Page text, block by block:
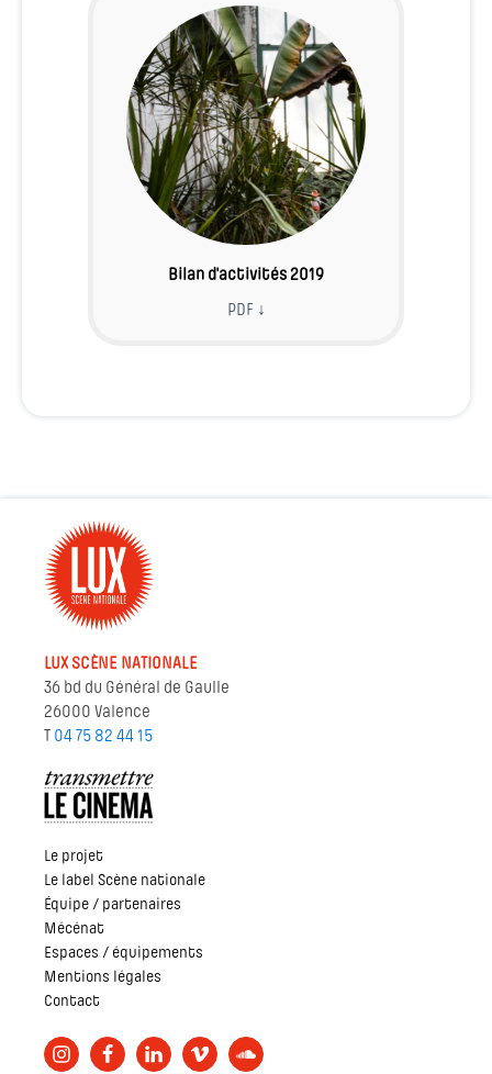
Bilan d'activités 2019
PDF ↓
LUX SCÈNE NATIONALE
36 bd du Général de Gaulle
26000 Valence
T 04 75 82 44 15
Le projet
Le label Scène nationale
Équipe / partenaires
Mécénat
Espaces / équipements
Mentions légales
Contact